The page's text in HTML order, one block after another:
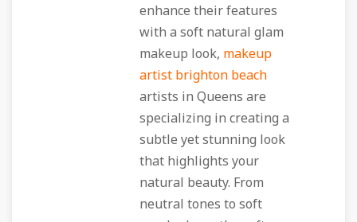
enhance their features
with a soft natural glam
makeup look, makeup
artist brighton beach
artists in Queens are
specializing in creating a
subtle yet stunning look
that highlights your
natural beauty. From
neutral tones to soft